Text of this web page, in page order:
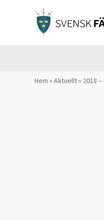
Hem » Aktuellt» 2018